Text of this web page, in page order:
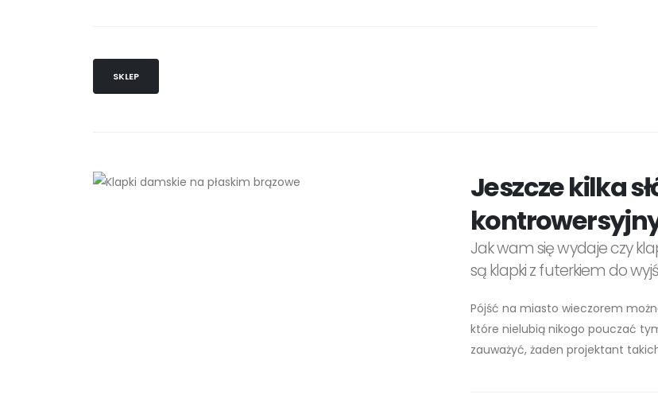
SKLEP
Jeszcze kilka
Jak wam się wydaje czy
są klapki z futerkiem do
Pójść na miasto wieczorem
które nielubią nikogo pouczać
zauważyć, żaden projektant